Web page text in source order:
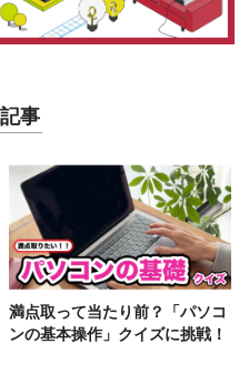
事
満点取って当たり前？「パソコ
ンの基本操作」クイズに挑戦！